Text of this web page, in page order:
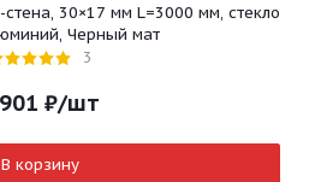
стена, 30×17 мм L=3000 мм, стекло
Черный мат
3
₽/шт
В корзину